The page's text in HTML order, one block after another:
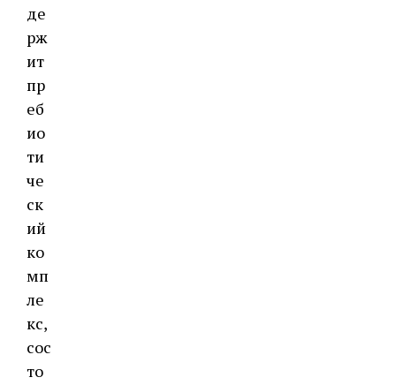
де
рж
ит
пр
еб
ио
ти
че
ск
ий
ко
мп
ле
кс,
сос
то